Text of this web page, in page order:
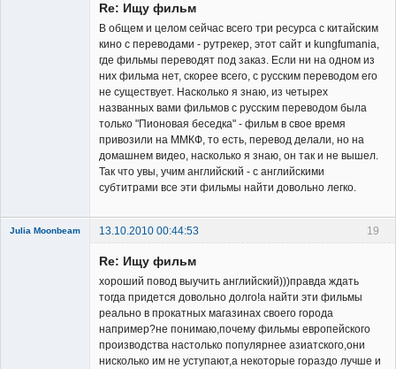
Re: Ищу фильм
В общем и целом сейчас всего три ресурса с китайским
кино с переводами - рутрекер, этот сайт и kungfumania,
где фильмы переводят под заказ. Если ни на одном из
них фильма нет, скорее всего, с русским переводом его
не существует. Насколько я знаю, из четырех
названных вами фильмов с русским переводом была
только "Пионовая беседка" - фильм в свое время
привозили на ММКФ, то есть, перевод делали, но на
домашнем видео, насколько я знаю, он так и не вышел.
Так что увы, учим английский - с английскими
субтитрами все эти фильмы найти довольно легко.
19
Julia Moonbeam 13.10.2010 00:44:53
Re: Ищу фильм
хороший повод выучить английский)))правда ждать
тогда придется довольно долго!а найти эти фильмы
реально в прокатных магазинах своего города
например?не понимаю,почему фильмы европейского
производства настолько популярнее азиатского,они
нисколько им не уступают,а некоторые гораздо лучше и